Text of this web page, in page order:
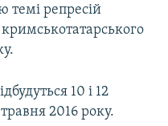
темі репресій
10 і 12
2016 року.